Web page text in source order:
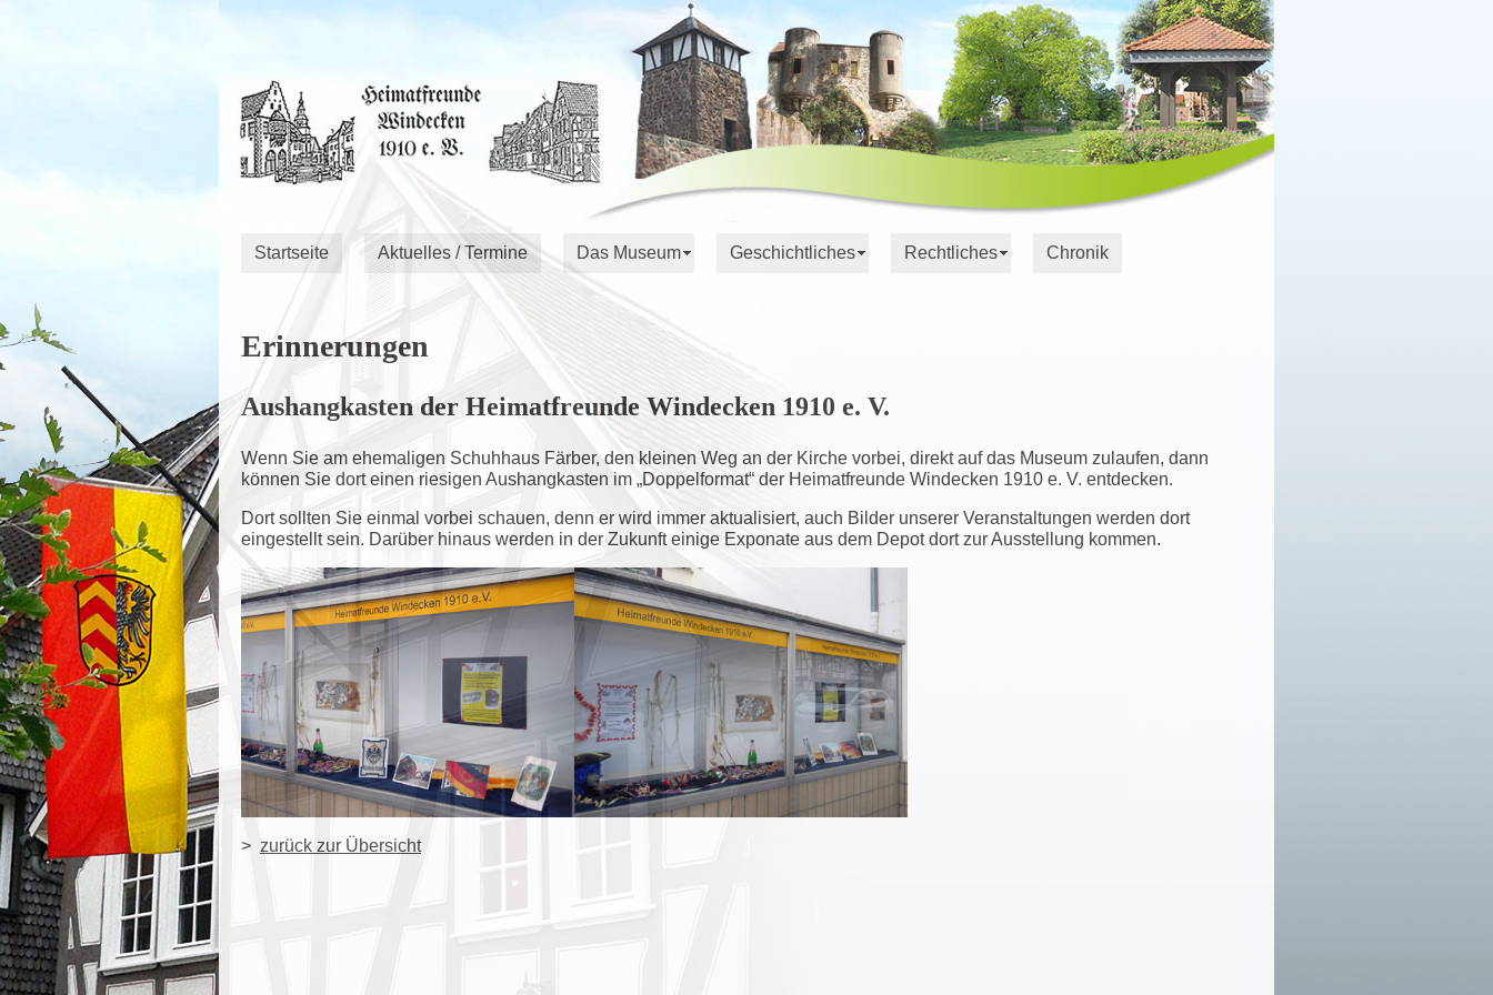
Startseite Aktuelles / Termine Das Museum Geschichtliches Rechtliches Chronik
Erinnerungen
Aushangkasten der Heimatfreunde Windecken 1910 e. V.
Wenn Sie am ehemaligen Schuhhaus Färber, den kleinen Weg an der Kirche vorbei, direkt auf das Museum zulaufen, dann
können Sie dort einen riesigen Aushangkasten im „Doppelformat“ der Heimatfreunde Windecken 1910 e. V. entdecken.
Dort sollten Sie einmal vorbei schauen, denn er wird immer aktualisiert, auch Bilder unserer Veranstaltungen werden dort
eingestellt sein. Darüber hinaus werden in der Zukunft einige Exponate aus dem Depot dort zur Ausstellung kommen.
> zurück zur Übersicht